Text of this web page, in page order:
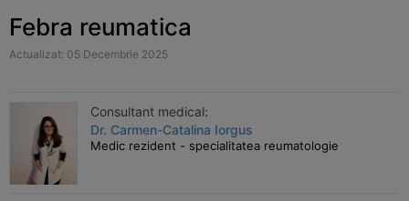
Febra reumatica
Actualizat: 05 Decembrie 2025
Consultant medical:
Dr. Carmen-Catalina Iorgus
Medic rezident - specialitatea reumatologie